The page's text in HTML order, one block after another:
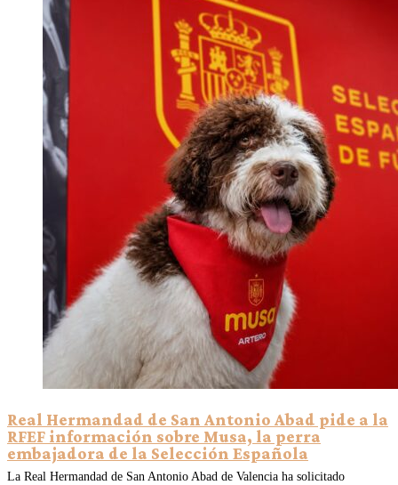
Real Hermandad de San Antonio Abad pide a la
RFEF información sobre Musa, la perra
embajadora de la Selección Española
La Real Hermandad de San Antonio Abad de Valencia ha solicitado